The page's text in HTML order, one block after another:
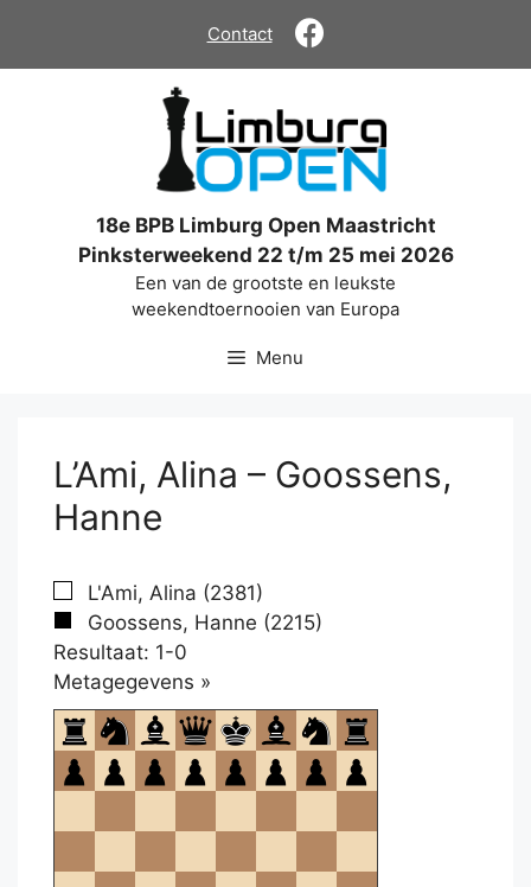
de
Contact
18e BPB Limburg Open Maastricht
Pinksterweekend 22 t/m 25 mei 2026
Een van de grootste en leukste
weekendtoernooien van Europa
Menu
L’Ami, Alina – Goossens,
Hanne
L'Ami, Alina (2381)
Goossens, Hanne (2215)
Resultaat: 1-0
Metagegevens »
om
te
openen.